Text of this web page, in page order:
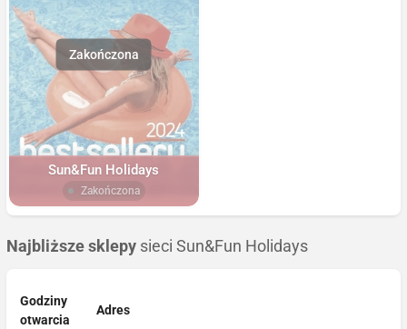
Sun&Fun Holidays
Zakończona
Najbliższe sklepy sieci Sun&Fun Holidays
Godziny
otwarcia
Adres